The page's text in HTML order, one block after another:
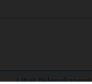
Lihat Selengkapnya